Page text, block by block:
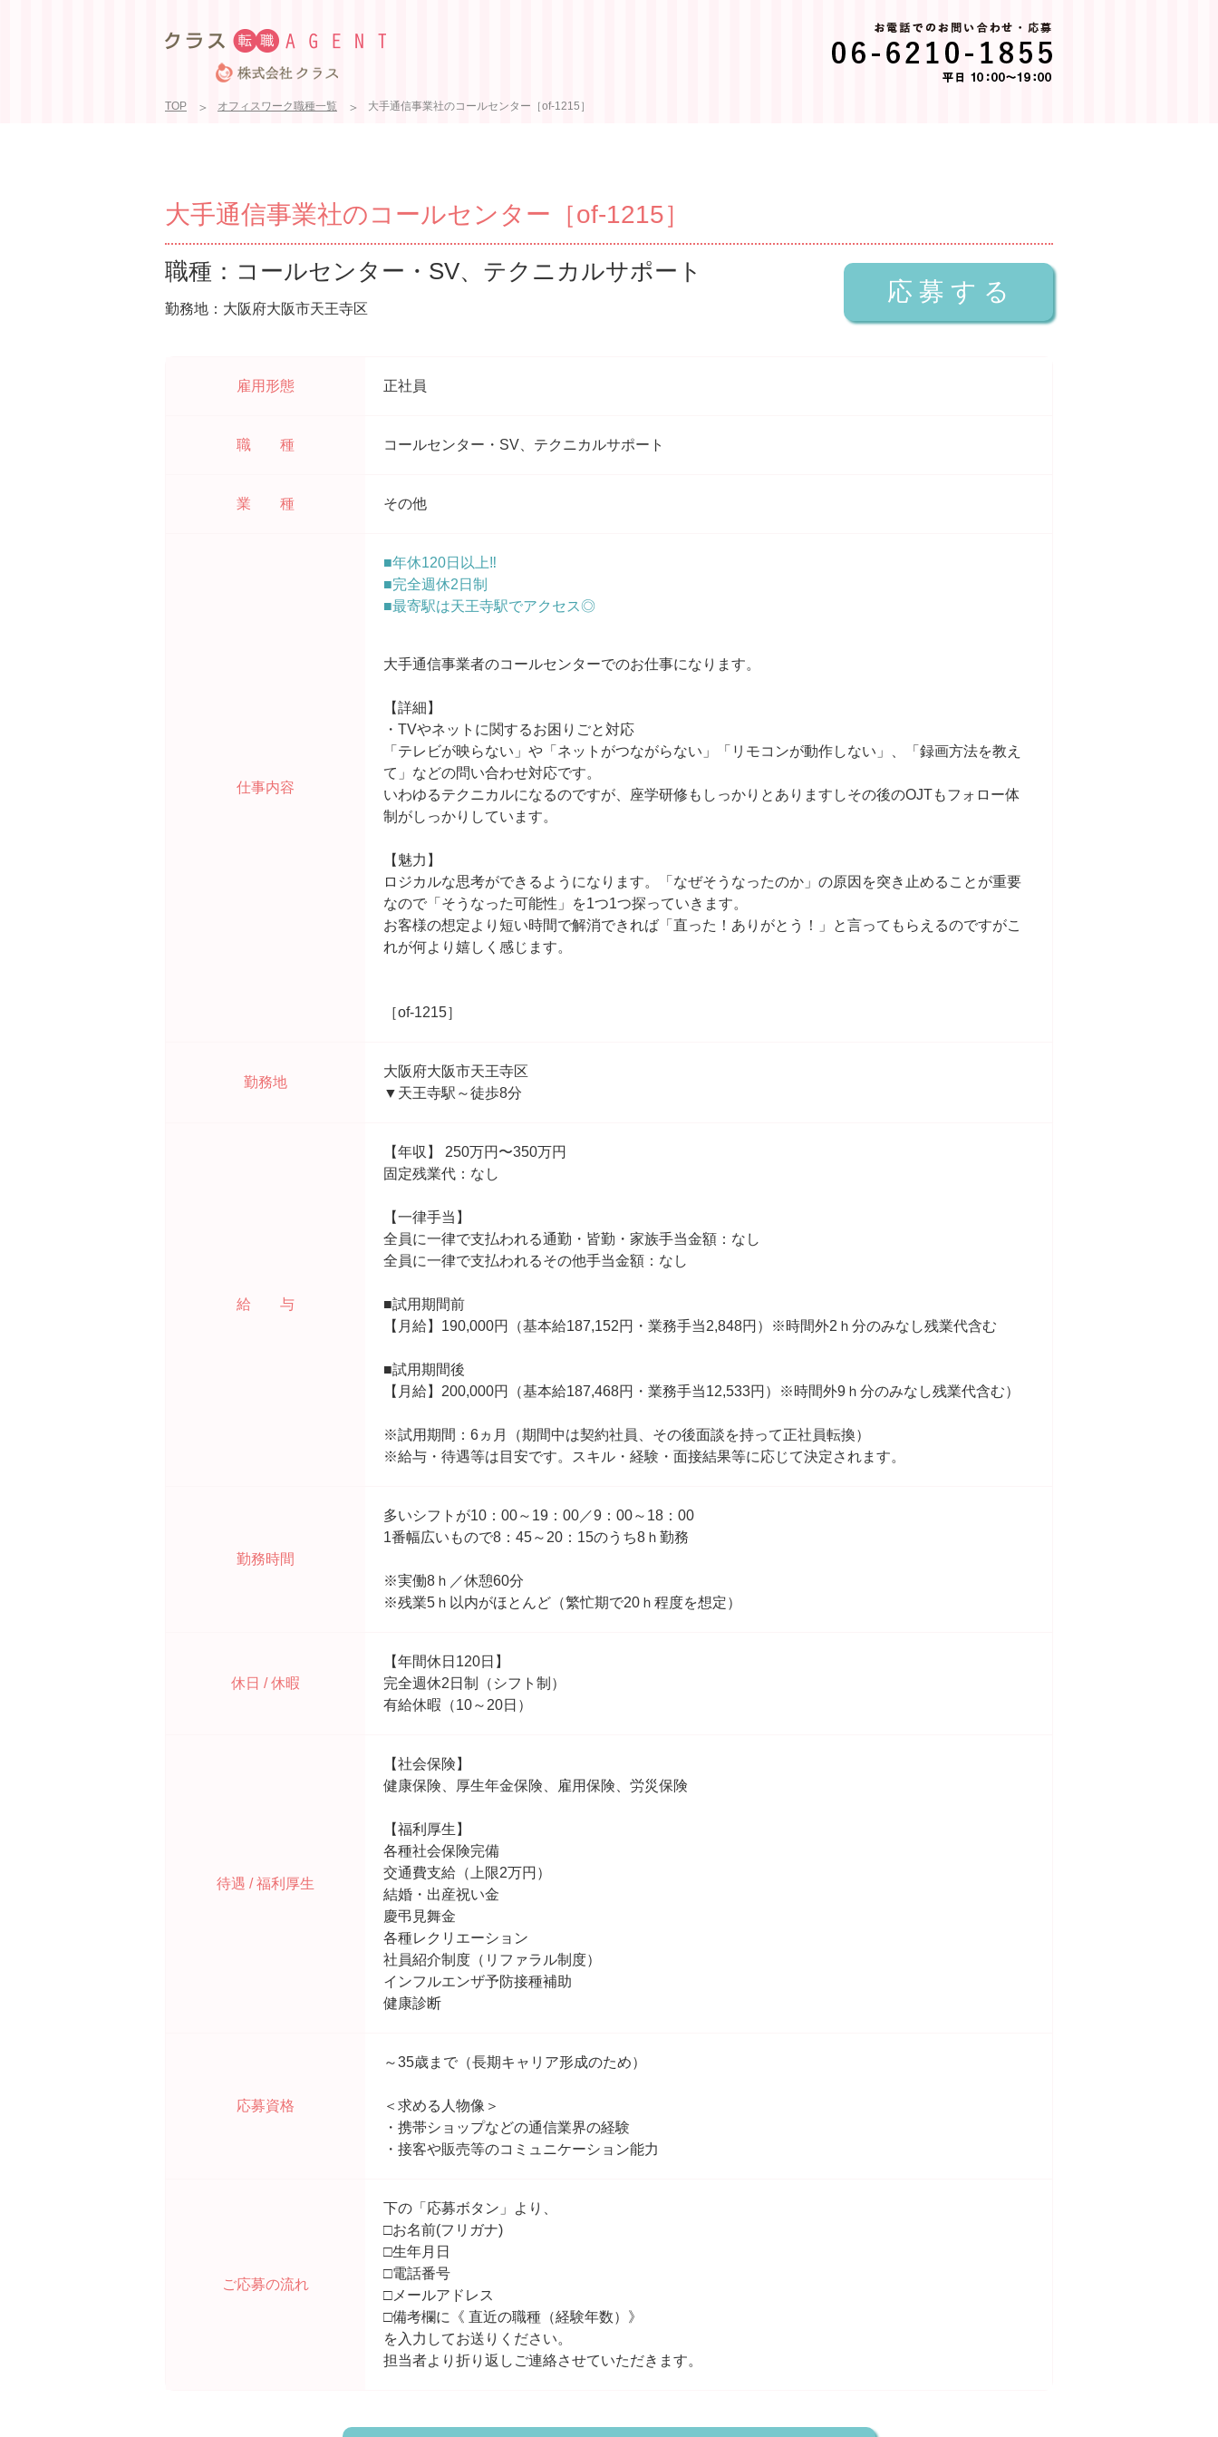
TOP オフィスワーク職種一覧 大手通信事業社のコールセンター［of-1215］
大手通信事業社のコールセンター［of-1215］
職種：コールセンター・SV、テクニカルサポート
勤務地：大阪府大阪市天王寺区
雇用形態 正社員
職 種 コールセンター・SV、テクニカルサポート
業 種 その他
仕事内容
■年休120日以上‼
■完全週休2日制
■最寄駅は天王寺駅でアクセス◎
大手通信事業者のコールセンターでのお仕事になります。
【詳細】
・TVやネットに関するお困りごと対応
「テレビが映らない」や「ネットがつながらない」「リモコンが動作しない」、「録画方法を教え
て」などの問い合わせ対応です。
いわゆるテクニカルになるのですが、座学研修もしっかりとありますしその後のOJTもフォロー体
制がしっかりしています。
【魅力】
ロジカルな思考ができるようになります。「なぜそうなったのか」の原因を突き止めることが重要
なので「そうなった可能性」を1つ1つ探っていきます。
お客様の想定より短い時間で解消できれば「直った！ありがとう！」と言ってもらえるのですがこ
れが何より嬉しく感じます。
［of-1215］
勤務地
大阪府大阪市天王寺区
▼天王寺駅～徒歩8分
給 与
【年収】 250万円〜350万円
固定残業代：なし
【一律手当】
全員に一律で支払われる通勤・皆勤・家族手当金額：なし
全員に一律で支払われるその他手当金額：なし
■試用期間前
【月給】190,000円（基本給187,152円・業務手当2,848円）※時間外2ｈ分のみなし残業代含む
■試用期間後
【月給】200,000円（基本給187,468円・業務手当12,533円）※時間外9ｈ分のみなし残業代含む）
※試用期間：6ヵ月（期間中は契約社員、その後面談を持って正社員転換）
※給与・待遇等は目安です。スキル・経験・面接結果等に応じて決定されます。
勤務時間
多いシフトが10：00～19：00／9：00～18：00
1番幅広いもので8：45～20：15のうち8ｈ勤務
※実働8ｈ／休憩60分
※残業5ｈ以内がほとんど（繁忙期で20ｈ程度を想定）
休日 / 休暇
【年間休日120日】
完全週休2日制（シフト制）
有給休暇（10～20日）
待遇 / 福利厚生
【社会保険】
健康保険、厚生年金保険、雇用保険、労災保険
【福利厚生】
各種社会保険完備
交通費支給（上限2万円）
結婚・出産祝い金
慶弔見舞金
各種レクリエーション
社員紹介制度（リファラル制度）
インフルエンザ予防接種補助
健康診断
応募資格
～35歳まで（長期キャリア形成のため）
＜求める人物像＞
・携帯ショップなどの通信業界の経験
・接客や販売等のコミュニケーション能力
ご応募の流れ
下の「応募ボタン」より、
□お名前(フリガナ)
□生年月日
□電話番号
□メールアドレス
□備考欄に《 直近の職種（経験年数）》
を入力してお送りください。
担当者より折り返しご連絡させていただきます。